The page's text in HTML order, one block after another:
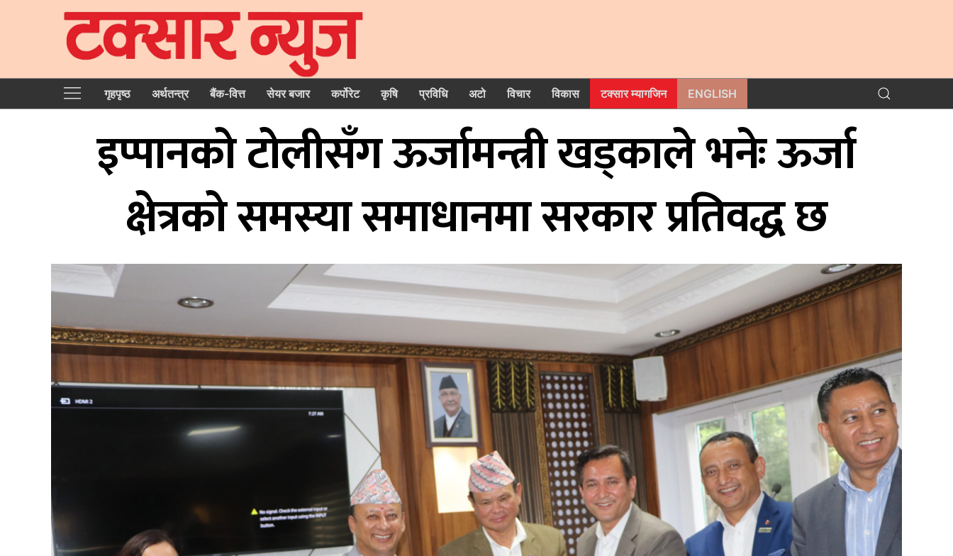
गृहपृष्‍ठ अर्थतन्त्र बैंक-वित्त सेयर बजार कर्पोरेट कृषि प्रविधि अटो विचार विकास टक्सार म्यागजिन ENGLISH
इप्पानको टोलीसँग ऊर्जामन्त्री खड्काले भनेः ऊर्जा
क्षेत्रको समस्या समाधानमा सरकार प्रतिवद्ध छ